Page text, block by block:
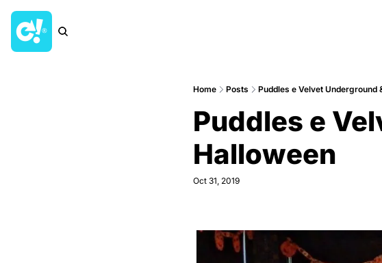
Home Posts Puddles e Velvet Underground
Puddles e
Halloween
Oct 31, 2019